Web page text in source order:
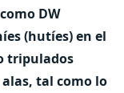
DW
(hutíes) en el
tripulados
tal como lo